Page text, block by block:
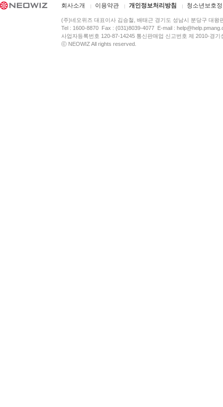
회사소개 이용약관 개인정보처리방침 청소년보호
(주)네오위즈 대표이사 김승철, 배태근 경기도 성남시 분당구 대왕
Tel : 1600-8870 Fax : (031)8039-4077 E-mail :
사업자등록번호 120-87-14245 통신판매업 신고번호 제 2010-경
ⓒ NEOWIZ All rights reserved.